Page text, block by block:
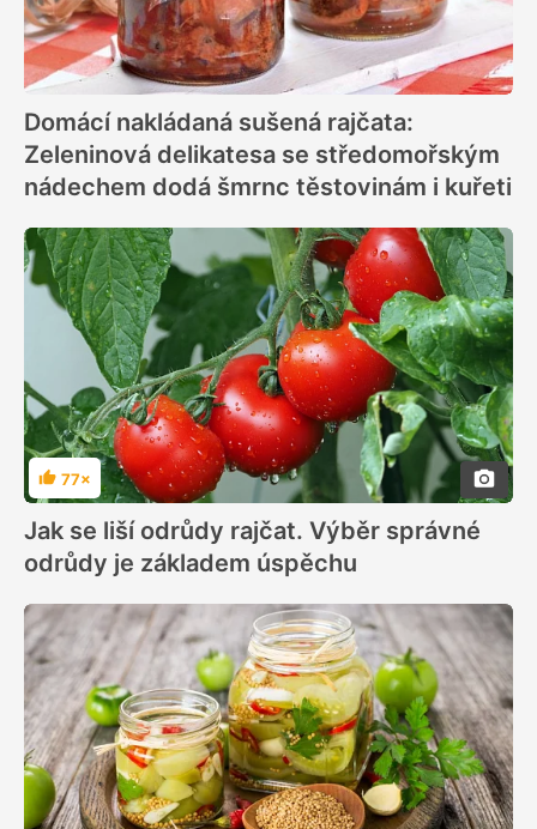
Domácí nakládaná sušená rajčata:
Zeleninová delikatesa se středomořským
nádechem dodá šmrnc těstovinám i kuřeti
Hodnocení
77×
Jak se liší odrůdy rajčat. Výběr správné
odrůdy je základem úspěchu